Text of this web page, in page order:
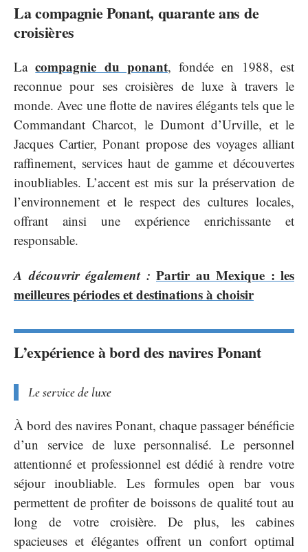
La compagnie Ponant, quarante ans de
croisières
Lacompagnie du ponant, fondée en 1988, est
reconnue pour ses croisières de luxe à travers le
monde. Avec une flotte de navires élégants tels que le
Commandant Charcot, le Dumont d’Urville, et le
Jacques Cartier, Ponant propose des voyages alliant
raffinement, services haut de gamme et découvertes
inoubliables. L’accent est mis sur la préservation de
l’environnement et le respect des cultures locales,
offrant ainsi une expérience enrichissante et
responsable.
A découvrir également : Partir au Mexique : les
meilleures périodes et destinations à choisir
L’expérience à bord des navires Ponant
Le service de luxe
À bord des navires Ponant, chaque passager bénéficie
d’un service de luxe personnalisé. Le personnel
attentionné et professionnel est dédié à rendre votre
séjour inoubliable. Les formules open bar vous
permettent de profiter de boissons de qualité tout au
long de votre croisière. De plus, les cabines
spacieuses et élégantes offrent un confort optimal